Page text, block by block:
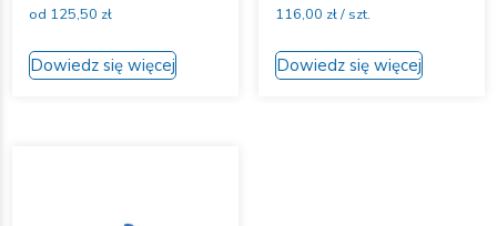
od 125,50 zł
Dowiedz się więcejprodukt
116,00 zł/ szt.
Dowiedz się więcej
Ten
produkt